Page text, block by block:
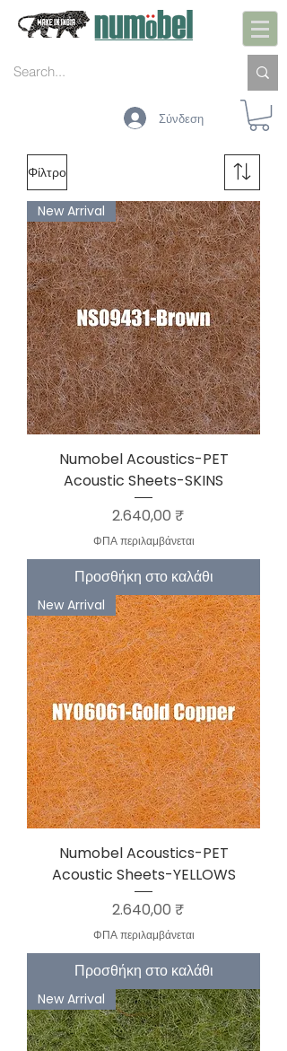
Σύνδεση
Φίλτρο
New Arrival
Numobel Acoustics-PET
Acoustic Sheets-SKINS
Τιμή
2.640,00 ₹
ΦΠΑ περιλαμβάνεται
Προσθήκη στο καλάθι
New Arrival
Numobel Acoustics-PET
Acoustic Sheets-YELLOWS
Τιμή
2.640,00 ₹
ΦΠΑ περιλαμβάνεται
Προσθήκη στο καλάθι
New Arrival